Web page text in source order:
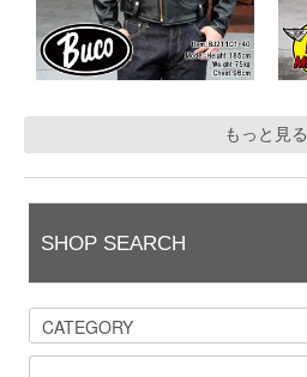
もっと見る
SHOP SEARCH